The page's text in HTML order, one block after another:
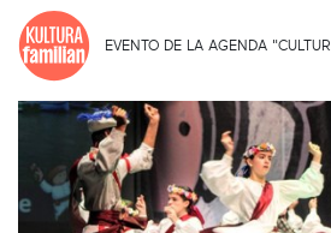
EVENTO DE LA AGENDA